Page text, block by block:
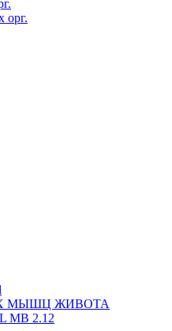
орг.
МЫШЦ ЖИВОТА
MB 2.12